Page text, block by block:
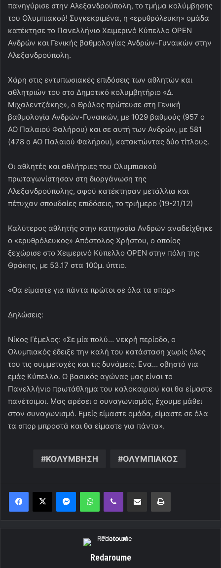
πανηγύρισε στην Αλεξανδρούπολη, το τμήμα κολύμβησης
του Ολυμπιακού! Συγκεκριμένα, η «ερυθρόλευκη» ομάδα
κατέκτησε το Πανελλήνιο Χειμερινό Κύπελλο OPEN
Ανδρών και Γενικής βαθμολογίας Ανδρών-Γυναικών στην
Αλεξανδρούπολη.
Χάρη στις εντυπωσιακές επιδόσεις των αθλητών και
αθλητριών του στο Δημοτικό κολυμβητήριο «Δ.
Μιχαλεντζάκης», ο Θρύλος πρώτευσε στη Γενική
βαθμολογία Ανδρών-Γυναικών, με 1029 βαθμούς (957 ο
ΑΟ Παλαιού Φαλήρου) και σε αυτή των Ανδρών, με 581
(478 ο ΑΟ Παλαιού Φαλήρου), κατακτώντας δύο τίτλους.
Οι αθλητές και αθλήτριες του Ολυμπιακού
πρωταγωνίστησαν στη διοργάνωση της
Αλεξανδρούπολης, αφού κατέκτησαν μετάλλια και
πέτυχαν σπουδαίες επιδόσεις, το τριήμερο (19-21/12)
Καλύτερος αθλητής στην κατηγορία Ανδρών αναδείχθηκε
ο «ερυθρόλευκος» Απόστολος Χρήστου, ο οποίος
ξεχώρισε στο Χειμερινό Κύπελλο OPEN στην πόλη της
Θράκης, με 53.17 στα 100μ. ύπτιο.
«Θα είμαστε για πάντα πρώτοι σε όλα τα σπορ»
Δηλώσεις:
Νίκος Γέμελος: «Σε μία πολύ… νεκρή περίοδο, ο
Ολυμπιακός έδειξε την καλή του κατάσταση χωρίς όλες
του τις συμμετοχές και τις δυνάμεις. Ενα… σβηστό για
εμάς Κύπελλο. Ο βασικός αγώνας μας είναι το
Πανελλήνιο πρωτάθλημα του καλοκαιριού και θα είμαστε
πανέτοιμοι. Μας αρέσει ο συναγωνισμός, έχουμε μάθει
στον συναγωνισμό. Εμείς είμαστε ομάδα, είμαστε σε όλα
τα σπορ μπροστά και θα είμαστε για πάντα».
ΚΟΛΥΜΒΗΣΗ ΟΛΥΜΠΙΑΚΟΣ
MessengerWhatsAppViber Κοινοποίηση μέσω ηλεκτρονικού ταχυδρομείουΕκτύπωση
Redaroume